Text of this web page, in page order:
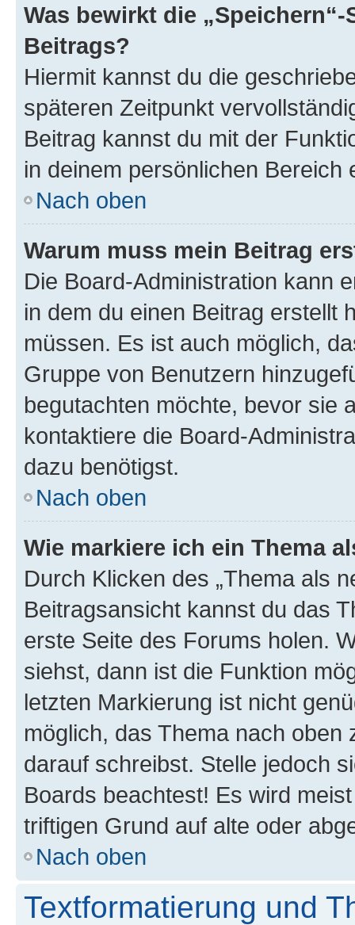
Was bewirkt die
Beitrags?
Hiermit kannst du die
späteren Zeitpunkt
Beitrag kannst du mit der
in deinem persönlichen Bereich
Nach oben
Warum muss mein Beitrag
Die Board-Administration kann
in dem du einen Beitrag erstellt
müssen. Es ist auch möglich,
Gruppe von Benutzern
begutachten möchte, bevor sie
kontaktiere die Board-
dazu benötigst.
Nach oben
Wie markiere ich ein Thema
Durch Klicken des „Thema als
Beitragsansicht kannst du das
erste Seite des Forums holen.
siehst, dann ist die Funktion
letzten Markierung ist nicht
möglich, das Thema nach oben
darauf schreibst. Stelle jedoch
Boards beachtest! Es wird
triftigen Grund auf alte oder
Nach oben
Textformatierung und